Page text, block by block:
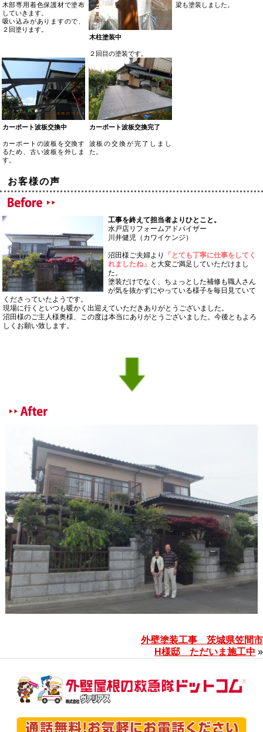
木部専用着色保護材で塗布
していきます。
吸い込みがありますので、
２回塗ります。
木柱塗装中
２回目の塗装です。
梁も塗装しました。
カーポート波板交換中
カーポートの波板を交換す
るため、古い波板を外しま
す。
カーポート波板交換完了
波板の交換が完了しまし
た。
お客様の声
工事を終えて担当者よりひとこと。
水戸店リフォームアドバイザー
川井健児（カワイケンジ）
沼田様ご夫婦より
「とても丁寧に仕事をしてく
れましたね」 と大変ご満足していただけまし
た。
塗装だけでなく、ちょっとした補修も職人さん
が気を抜かずにやっている様子を毎日見ていて
くださっていたようです。
現場に行くといつも暖かく出迎えていただきありがとうございました。
沼田様のご主人様奥様、この度は本当にありがとうございました。今後ともよろ
しくお願い致します。
外壁塗装工事 茨城県笠間市
H様邸 ただいま施工中 »